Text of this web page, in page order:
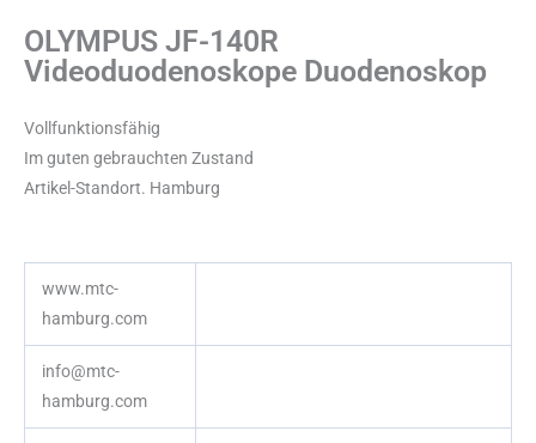
OLYMPUS JF-140R
Videoduodenoskope Duodenoskop
Vollfunktionsfähig
Im guten gebrauchten Zustand
Artikel-Standort. Hamburg
www.mtc-
hamburg.com
info@mtc-
hamburg.com